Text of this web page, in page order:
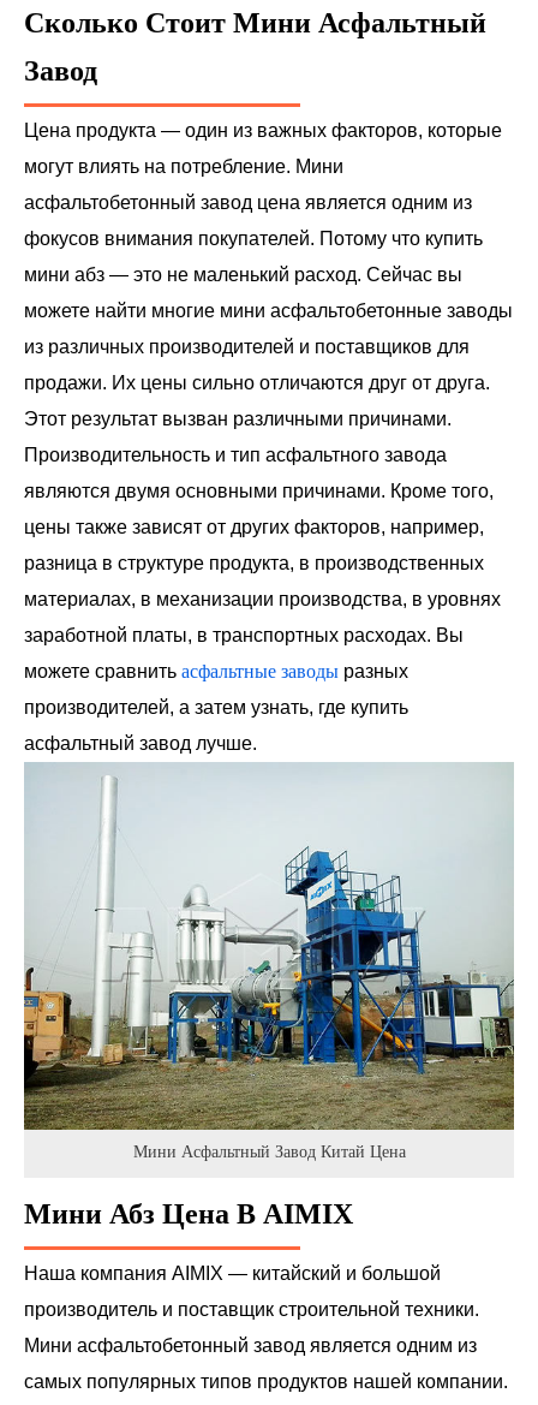
Сколько Стоит Мини Асфальтный
Завод
Цена продукта — один из важных факторов, которые
могут влиять на потребление. Мини
асфальтобетонный завод цена является одним из
фокусов внимания покупателей. Потому что купить
мини абз — это не маленький расход. Сейчас вы
можете найти многие мини асфальтобетонные заводы
из различных производителей и поставщиков для
продажи. Их цены сильно отличаются друг от друга.
Этот результат вызван различными причинами.
Производительность и тип асфальтного завода
являются двумя основными причинами. Кроме того,
цены также зависят от других факторов, например,
разница в структуре продукта, в производственных
материалах, в механизации производства, в уровнях
заработной платы, в транспортных расходах. Вы
можете сравнить асфальтные заводы разных
производителей, а затем узнать, где купить
асфальтный завод лучше.
Мини Асфальтный Завод Китай Цена
Мини Абз Цена В AIMIX
Наша компания AIMIX — китайский и большой
производитель и поставщик строительной техники.
Мини асфальтобетонный завод является одним из
самых популярных типов продуктов нашей компании.